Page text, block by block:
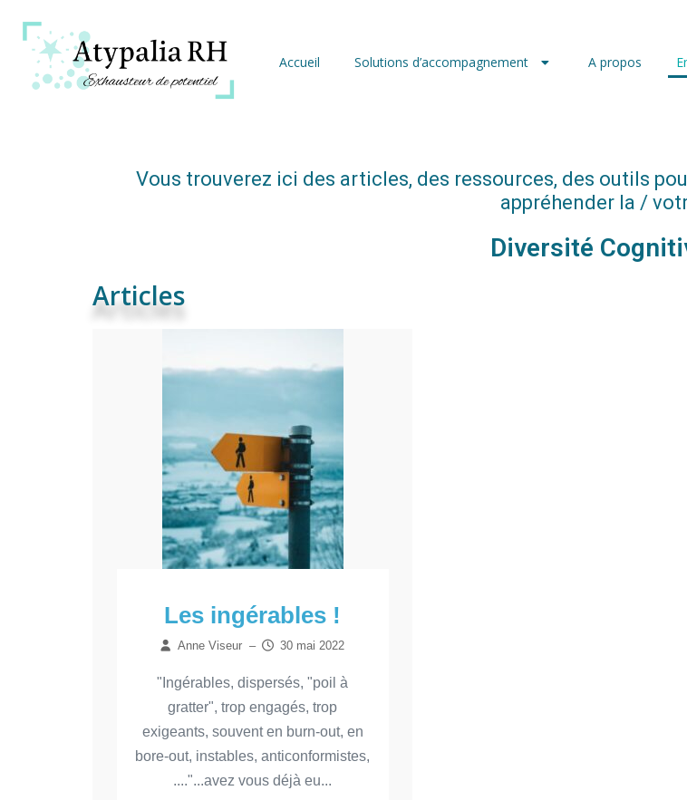
Accueil Solutions d’accompagnement A propos
Vous trouverez ici des articles, des ressources, des outils
appréhender la /
Diversité
Articles
Les ingérables !
Anne Viseur – 30 mai 2022
"Ingérables, dispersés, "poil à
gratter", trop engagés, trop
exigeants, souvent en burn-out, en
bore-out, instables, anticonformistes,
...."...avez vous déjà eu...